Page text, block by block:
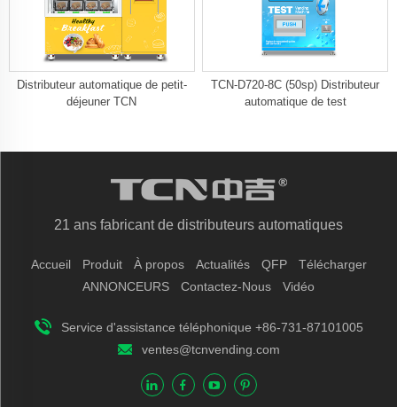
Distributeur automatique de petit-
déjeuner TCN
TCN-D720-8C (50sp) Distributeur
automatique de test
21 ans fabricant de distributeurs automatiques
Accueil Produit À propos Actualités QFP
Télécharger
ANNONCEURS
Contactez-Nous Vidéo
Service d'assistance téléphonique +86-731-87101005
ventes@tcnvending.com